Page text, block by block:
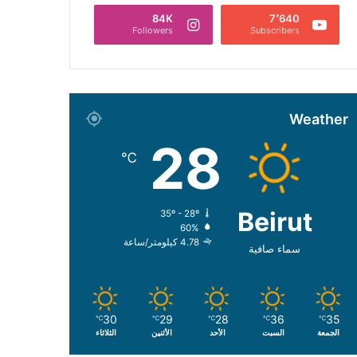
7٬640
Subscribers
84K
Followers
Weather
Beirut
سماء صافية
28
℃
35º - 28º
60%
4.78 كيلومتر/ساعة
35
℃
الجمعة
36
℃
السبت
28
℃
الأحد
29
℃
الأثنين
30
℃
الثلاثاء